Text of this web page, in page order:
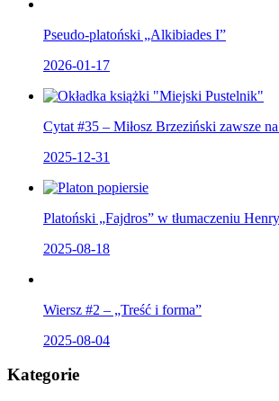
Pseudo-platoński „Alkibiades I”
2026-01-17
Cytat #35 – Miłosz Brzeziński zawsze
2025-12-31
Platoński „Fajdros” w tłumaczeniu
2025-08-18
Wiersz #2 – „Treść i forma”
2025-08-04
Kategorie